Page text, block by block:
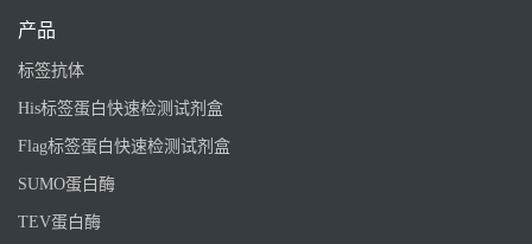
产品
标签抗体
His标签蛋白快速检测试剂盒
Flag标签蛋白快速检测试剂盒
SUMO蛋白酶
TEV蛋白酶